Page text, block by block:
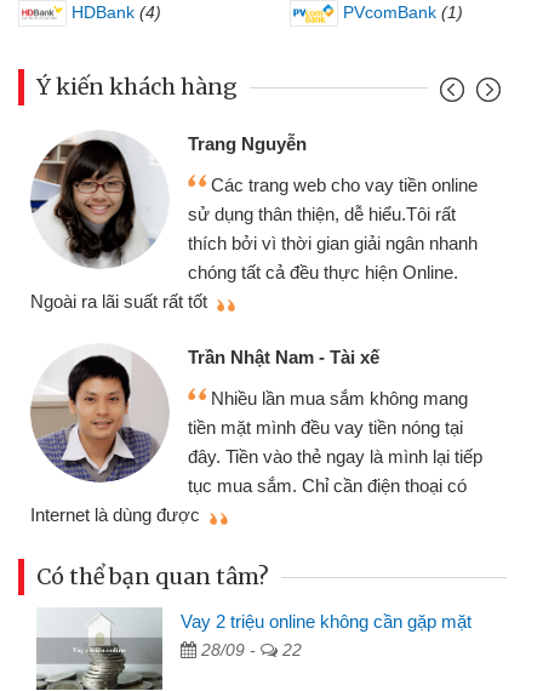
HDBank (4) PVcomBank (1)
Ý kiến khách hàng
Trang Nguyễn
Các trang web cho vay tiền online
sử dụng thân thiện, dễ hiểu.Tôi rất
thích bởi vì thời gian giải ngân nhanh
chóng tất cả đều thực hiện Online.
Ngoài ra lãi suất rất tốt
Trần Nhật Nam - Tài xế
Nhiều lần mua sắm không mang
tiền mặt mình đều vay tiền nóng tại
đây. Tiền vào thẻ ngay là mình lại tiếp
tục mua sắm. Chỉ cần điện thoại có
Internet là dùng được
Có thể bạn quan tâm?
Vay 2 triệu online không cần gặp mặt
28/09 - 22